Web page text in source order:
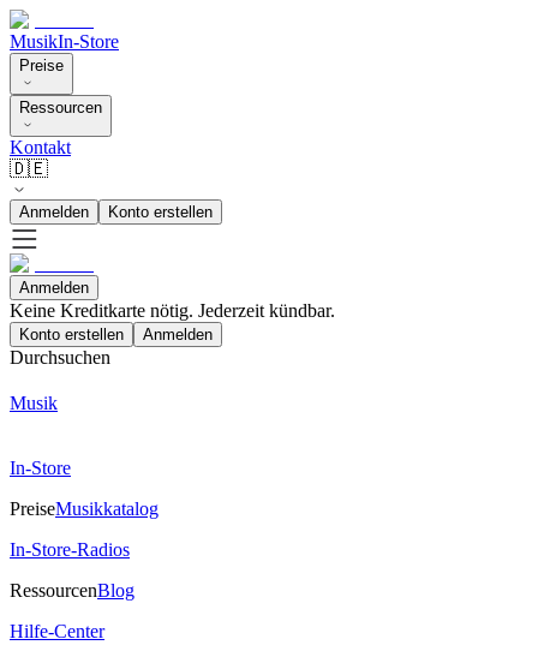
MusikIn-Store
Preise
Ressourcen
Kontakt
🇩🇪
Anmelden Konto erstellen
Anmelden
Keine Kreditkarte nötig. Jederzeit kündbar.
Konto erstellen Anmelden
Durchsuchen
Musik
In-Store
PreiseMusikkatalog
In-Store-Radios
RessourcenBlog
Hilfe-Center